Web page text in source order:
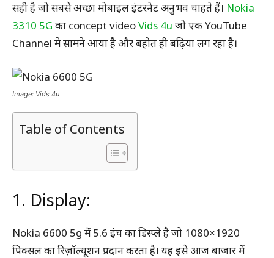
सही है जो सबसे अच्छा मोबाइल इंटरनेट अनुभव चाहते हैं। Nokia
3310 5G का concept videoVids 4u जो एक YouTube
Channel मे सामने आया है और बहोत ही बढ़िया लग रहा है।
Image: Vids 4u
Table of Contents
1. Display:
Nokia 6600 5g में 5.6 इंच का डिस्प्ले है जो 1080×1920
पिक्सल का रिज़ॉल्यूशन प्रदान करता है। यह इसे आज बाजार में